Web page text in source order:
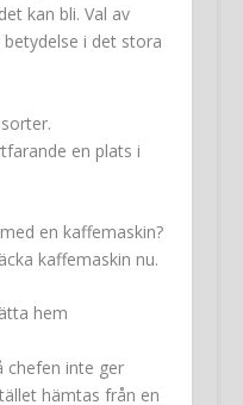
kan bli. Val av
i det stora
en plats i
en kaffemaskin?
kaffemaskin nu.
hem
chefen inte ger
hämtas från en